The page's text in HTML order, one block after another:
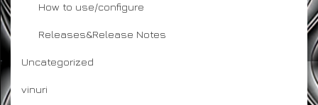
How to use/configure
Releases&Release Notes
Uncategorized
vinuri